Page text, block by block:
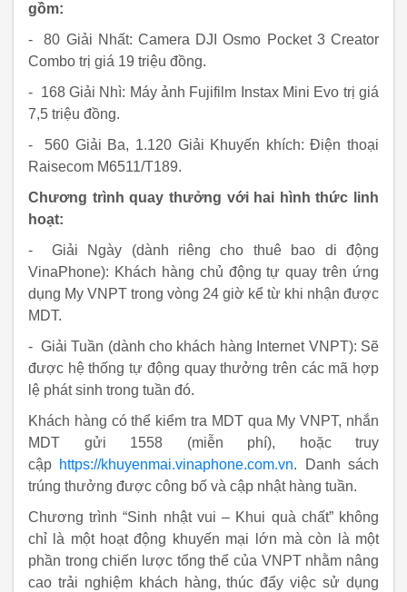
gồm:
- 80 Giải Nhất: Camera DJI Osmo Pocket 3 Creator
Combo trị giá 19 triệu đồng.
- 168 Giải Nhì: Máy ảnh Fujifilm Instax Mini Evo trị giá
7,5 triệu đồng.
- 560 Giải Ba, 1.120 Giải Khuyến khích: Điện thoại
Raisecom M6511/T189.
Chương trình quay thưởng với hai hình thức linh
hoạt:
- Giải Ngày (dành riêng cho thuê bao di động
VinaPhone): Khách hàng chủ động tự quay trên ứng
dụng My VNPT trong vòng 24 giờ kể từ khi nhận được
MDT.
- Giải Tuần (dành cho khách hàng Internet VNPT): Sẽ
được hệ thống tự động quay thưởng trên các mã hợp
lệ phát sinh trong tuần đó.
Khách hàng có thể kiểm tra MDT qua My VNPT, nhắn
MDT gửi 1558 (miễn phí), hoặc truy
cập https://khuyenmai.vinaphone.com.vn. Danh sách
trúng thưởng được công bố và cập nhật hàng tuần.
Chương trình “Sinh nhật vui – Khui quà chất” không
chỉ là một hoạt động khuyến mại lớn mà còn là một
phần trong chiến lược tổng thể của VNPT nhằm nâng
cao trải nghiệm khách hàng, thúc đẩy việc sử dụng